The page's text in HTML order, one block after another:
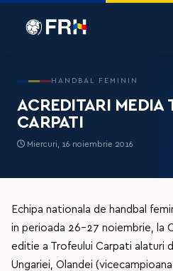
HANDBAL FEMININ
ACREDITARI MEDIA
CARPATI
Miercuri, 16 noiembrie 2016
Echipa nationala de handbal
in perioada 26-27 noiembrie, la
editie a Trofeului Carpati alaturi
Ungariei, Olandei